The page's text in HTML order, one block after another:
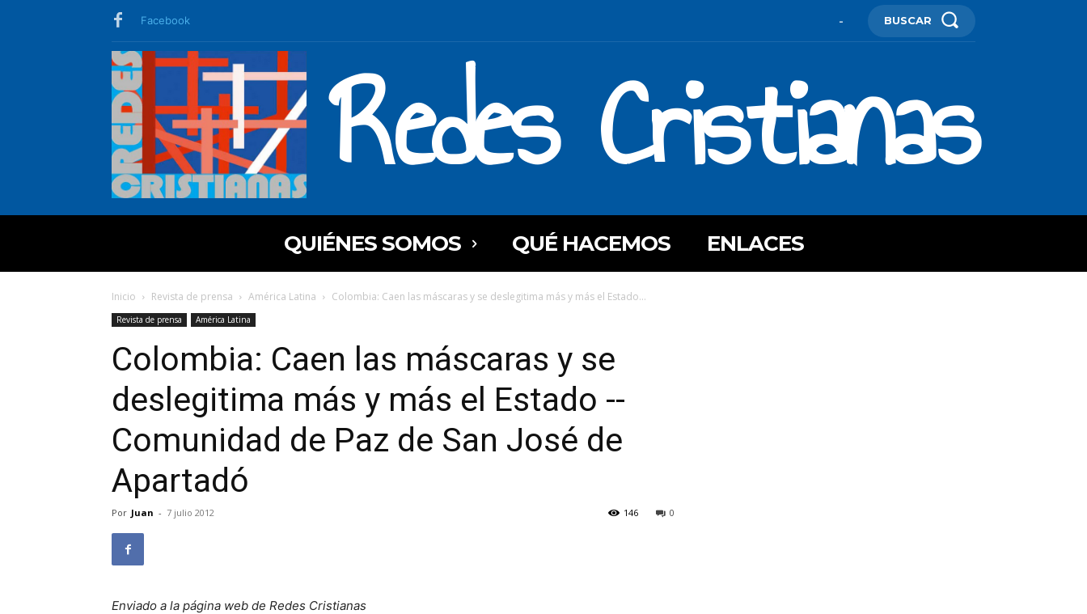
Facebook - BUSCAR
Redes Cristianas
QUIÉNES SOMOS QUÉ HACEMOS ENLACES
Inicio Revista de prensa América Latina Colombia: Caen las máscaras y se deslegitima más y más el Estado...
Revista de prensa América Latina
Colombia: Caen las máscaras y se
deslegitima más y más el Estado --
Comunidad de Paz de San José de
Apartadó
Por Juan - 7 julio 2012 0
146
Enviado a la página web de Redes Cristianas